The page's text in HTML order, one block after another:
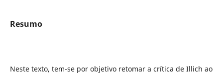
Resumo
Neste texto, tem-se por objetivo retomar a crítica de Illich ao